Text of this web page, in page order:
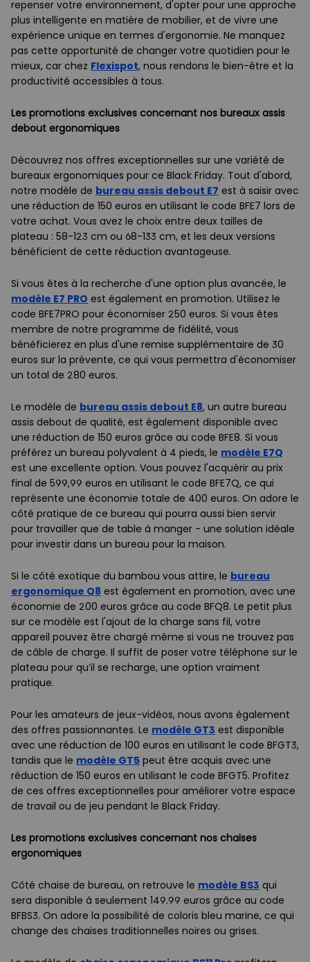
repenser votre environnement, d'opter pour une approche
plus intelligente en matière de mobilier, et de vivre une
expérience unique en termes d'ergonomie. Ne manquez
pas cette opportunité de changer votre quotidien pour le
mieux, car chez Flexispot, nous rendons le bien-être et la
productivité accessibles à tous.
Les promotions exclusives concernant nos bureaux assis
debout ergonomiques
Découvrez nos offres exceptionnelles sur une variété de
bureaux ergonomiques pour ce Black Friday. Tout d'abord,
notre modèle de bureau assis debout E7 est à saisir avec
une réduction de 150 euros en utilisant le code BFE7 lors de
votre achat. Vous avez le choix entre deux tailles de
plateau : 58-123 cm ou 68-133 cm, et les deux versions
bénéficient de cette réduction avantageuse.
Si vous êtes à la recherche d'une option plus avancée, le
modèle E7 PRO est également en promotion. Utilisez le
code BFE7PRO pour économiser 250 euros. Si vous êtes
membre de notre programme de fidélité, vous
bénéficierez en plus d'une remise supplémentaire de 30
euros sur la prévente, ce qui vous permettra d'économiser
un total de 280 euros.
Le modèle de bureau assis debout E8, un autre bureau
assis debout de qualité, est également disponible avec
une réduction de 150 euros grâce au code BFE8. Si vous
préférez un bureau polyvalent à 4 pieds, le modèle E7Q
est une excellente option. Vous pouvez l'acquérir au prix
final de 599,99 euros en utilisant le code BFE7Q, ce qui
représente une économie totale de 400 euros. On adore le
côté pratique de ce bureau qui pourra aussi bien servir
pour travailler que de table à manger - une solution idéale
pour investir dans un bureau pour la maison.
Si le côté exotique du bambou vous attire, le bureau
ergonomique Q8 est également en promotion, avec une
économie de 200 euros grâce au code BFQ8. Le petit plus
sur ce modèle est l'ajout de la charge sans fil, votre
appareil pouvez être chargé même si vous ne trouvez pas
de câble de charge. Il suffit de poser votre téléphone sur le
plateau pour qu’il se recharge, une option vraiment
pratique.
Pour les amateurs de jeux-vidéos, nous avons également
des offres passionnantes. Le modèle GT3 est disponible
avec une réduction de 100 euros en utilisant le code BFGT3,
tandis que le modèle GT5 peut être acquis avec une
réduction de 150 euros en utilisant le code BFGT5. Profitez
de ces offres exceptionnelles pour améliorer votre espace
de travail ou de jeu pendant le Black Friday.
Les promotions exclusives concernant nos chaises
ergonomiques
Côté chaise de bureau, on retrouve le modèle BS3 qui
sera disponible à seulement 149.99 euros grâce au code
BFBS3. On adore la possibilité de coloris bleu marine, ce qui
change des chaises traditionnelles noires ou grises.